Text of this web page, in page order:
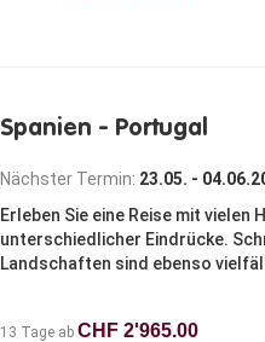
Spanien - Portugal
Nächster Termin: 23.05. -
Erleben Sie eine Reise mit
unterschiedlicher Eindrücke.
Landschaften sind ebenso
13 Tage ab CHF 2'965.00